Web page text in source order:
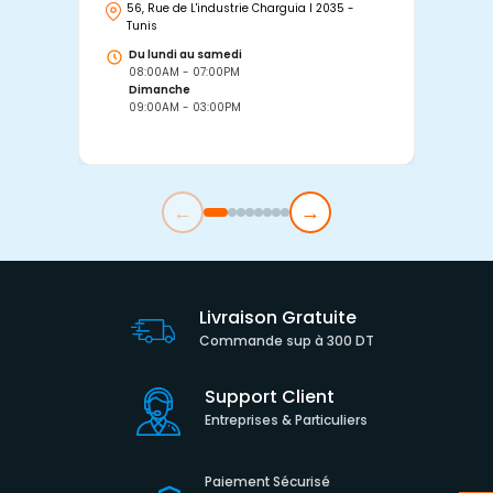
56, Rue de L'industrie Charguia I 2035 -
Tunis
Du lundi au samedi
08:00AM - 07:00PM
Dimanche
09:00AM - 03:00PM
← →
Livraison Gratuite
Commande sup à 300 DT
Support Client
Entreprises & Particuliers
Paiement Sécurisé